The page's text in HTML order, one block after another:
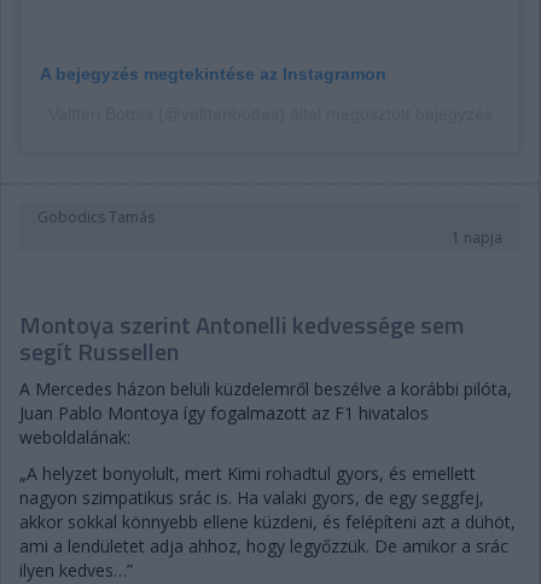
A bejegyzés megtekintése az Instagramon
Gobodics Tamás
1 napja
Montoya szerint Antonelli kedvessége sem
segít Russellen
A Mercedes házon belüli küzdelemről beszélve a korábbi pilóta,
Juan Pablo Montoya így fogalmazott az F1 hivatalos
weboldalának:
„A helyzet bonyolult, mert Kimi rohadtul gyors, és emellett
nagyon szimpatikus srác is. Ha valaki gyors, de egy seggfej,
akkor sokkal könnyebb ellene küzdeni, és felépíteni azt a dühöt,
ami a lendületet adja ahhoz, hogy legyőzzük. De amikor a srác
ilyen kedves…”